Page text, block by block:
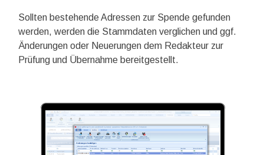
Sollten bestehende Adressen zur Spende gefunden
werden, werden die Stammdaten verglichen und ggf.
Änderungen oder Neuerungen dem Redakteur zur
Prüfung und Übernahme bereitgestellt.